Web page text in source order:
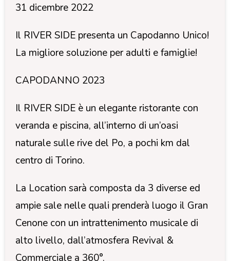
31 dicembre 2022
Il RIVER SIDE presenta un Capodanno Unico!
La migliore soluzione per adulti e famiglie!
CAPODANNO 2023
Il RIVER SIDE è un elegante ristorante con
veranda e piscina, all’interno di un’oasi
naturale sulle rive del Po, a pochi km dal
centro di Torino.
La Location sarà composta da 3 diverse ed
ampie sale nelle quali prenderà luogo il Gran
Cenone con un intrattenimento musicale di
alto livello, dall’atmosfera Revival &
Commerciale a 360°.